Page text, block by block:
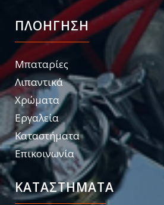
ΠΛΟΗΓΗΣΗ
Μπαταρίες
Λιπαντικά
Χρώματα
Εργαλεία
Καταστήματα
Επικοινωνία
ΚΑΤΑΣΤΉΜΑΤΑ